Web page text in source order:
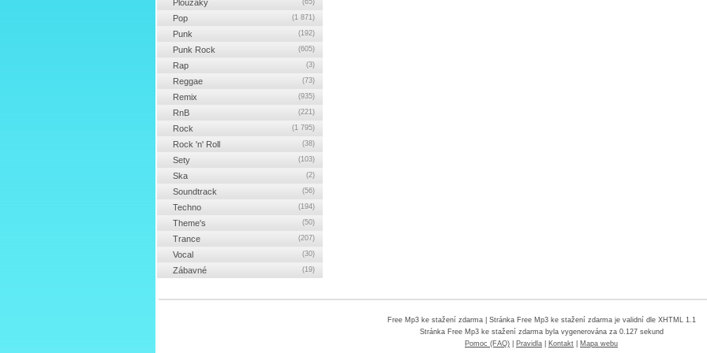
Ploužáky (65)
Pop (1 871)
Punk (192)
Punk Rock (605)
Rap (3)
Reggae (73)
Remix (935)
RnB (221)
Rock (1 795)
Rock 'n' Roll (38)
Sety (103)
Ska (2)
Soundtrack (56)
Techno (194)
Theme's (50)
Trance (207)
Vocal (30)
Zábavné (19)
Free Mp3 ke stažení zdarma| Stránka Free Mp3 ke stažení zdarma je validní dle XHTML 1.1
Stránka Free Mp3 ke stažení zdarmabyla vygenerována za 0.127 sekund
Pomoc (FAQ)
Pravidla Kontakt Mapa webu